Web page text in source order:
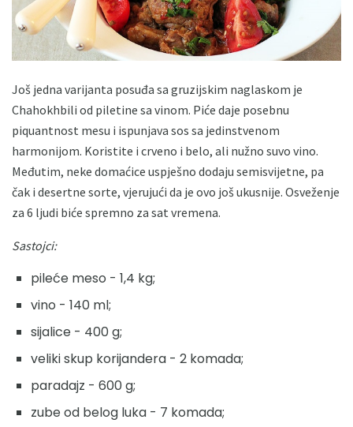
Još jedna varijanta posuđa sa gruzijskim naglaskom je
Chahokhbili od piletine sa vinom. Piće daje posebnu
piquantnost mesu i ispunjava sos sa jedinstvenom
harmonijom. Koristite i crveno i belo, ali nužno suvo vino.
Međutim, neke domaćice uspješno dodaju semisvijetne, pa
čak i desertne sorte, vjerujući da je ovo još ukusnije. Osveženje
za 6 ljudi biće spremno za sat vremena.
Sastojci:
pileće meso - 1,4 kg;
vino - 140 ml;
sijalice - 400 g;
veliki skup korijandera - 2 komada;
paradajz - 600 g;
zube od belog luka - 7 komada;